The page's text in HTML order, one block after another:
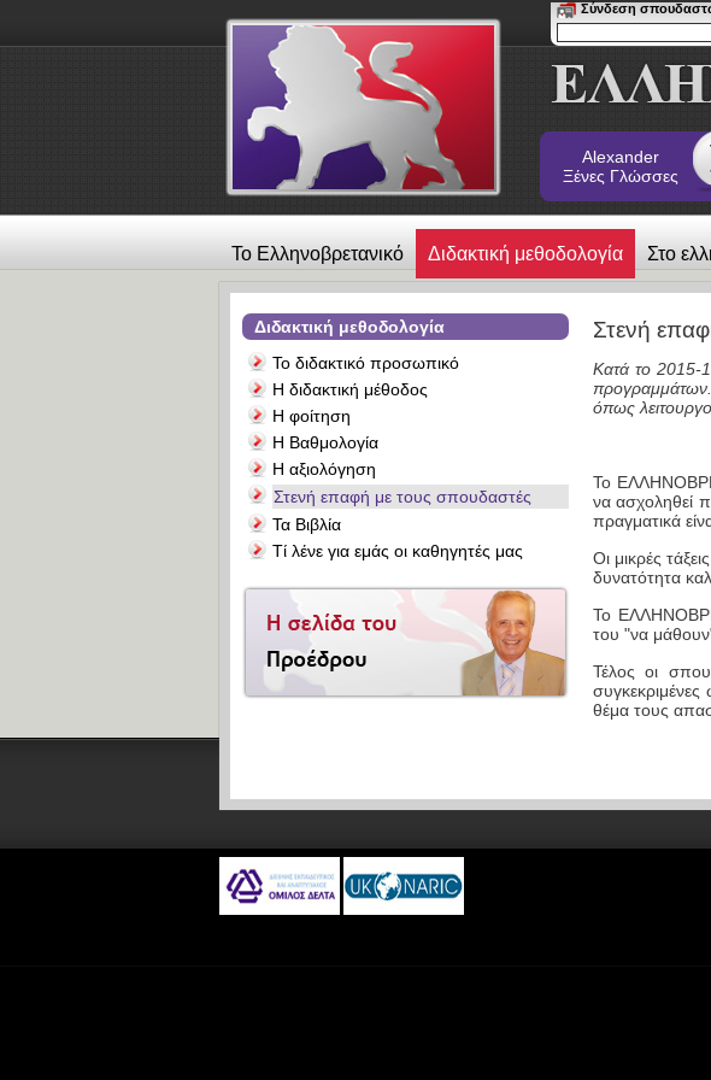
Σύνδεση
Alexander
Ξένες Γλώσσες
Το Ελληνοβρετανικό Διδακτική μεθοδολογία Στο
λεύκωμα Επικοινωνία Alexander Ξένες Γλώσσες
Διδακτική μεθοδολογία
Το διδακτικό προσωπικό
Η διδακτική μέθοδος
Η φοίτηση
Η Βαθμολογία
Η αξιολόγηση
Στενή επαφή με τους σπουδαστές
Τα Βιβλία
Τί λένε για εμάς οι καθηγητές μας
Στενή
Κατά το 2015-
όπως
Το
να ασχοληθεί
πραγματικά
Οι μικρές
δυνατότητα
Το
του "να
Τέλος οι
θέμα τους